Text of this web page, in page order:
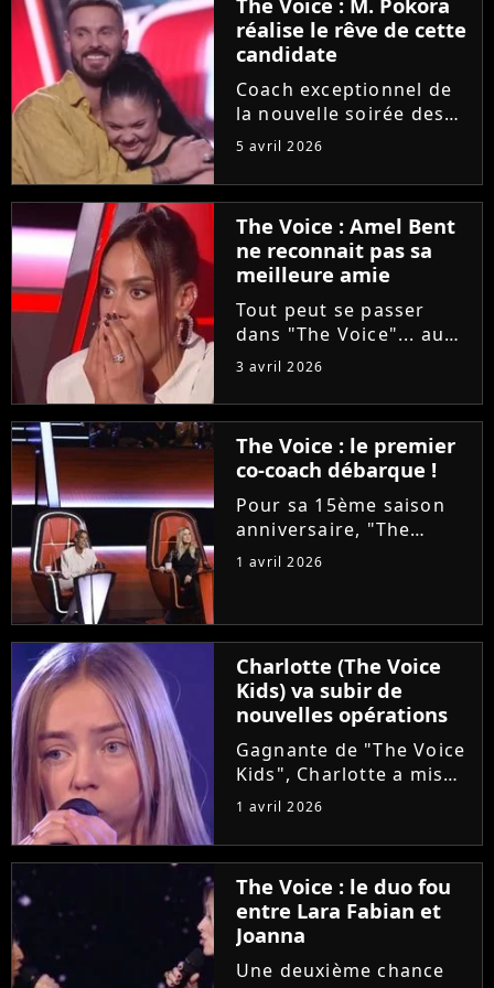
réalise le rêve de cette
candidate
Coach exceptionnel de
la nouvelle soirée des
auditions à l'aveugle de
a accepté de partager
un moment privilégié
avec une candidate
"fan" depuis sa plus
tendre...
5 avril 2026
The Voice : Amel Bent
ne reconnait pas sa
meilleure amie
Tout peut se passer
dans "The Voice"... au
grand dam d'Amel Bent
chanteuse ne va pas
reconnaître la voix de
sa meilleure amie, qui
est pourtant sa
choriste. Regardez...
3 avril 2026
The Voice : le premier
co-coach débarque !
Pour sa 15ème saison
anniversaire, "The
Voice" met les petits
accueillera un coach
supplémentaire pour ce
qui est annoncé comme
"une première...
1 avril 2026
Charlotte (The Voice
Kids) va subir de
nouvelles opérations
Gagnante de "The Voice
Kids", Charlotte a mis
en lumière son combat
infantile. Alors qu'elle
démarre une tournée
avec l'association The
Kids Harmony, la
chanteuse...
1 avril 2026
The Voice : le duo fou
entre Lara Fabian et
Joanna
Une deuxième chance